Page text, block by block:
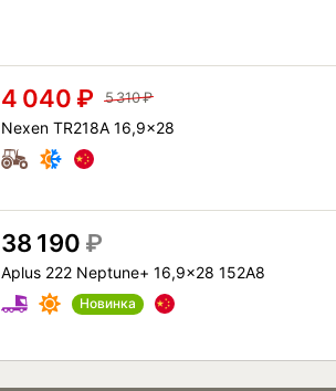
4 040 ₽ 5 310₽
Nexen TR218A 16,9x28
38 190 ₽
Aplus 222 Neptune+ 16,9x28 152A8
Новинка